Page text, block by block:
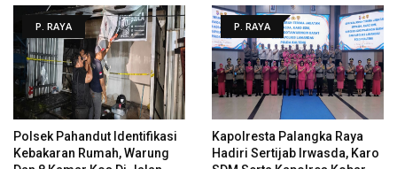
P. RAYA
Polsek Pahandut Identifikasi
Kebakaran Rumah, Warung
P. RAYA
Kapolresta Palangka Raya
Hadiri Sertijab Irwasda, Karo